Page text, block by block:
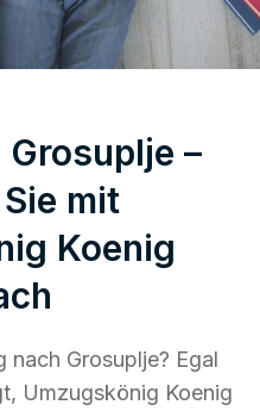
–
mit
Koenig
nach Grosuplje? Egal
Umzugskönig Koenig